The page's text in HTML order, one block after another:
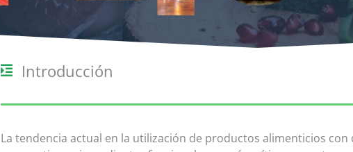
Introducción
La tendencia actual en la utilización de productos alimenticios